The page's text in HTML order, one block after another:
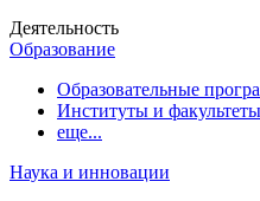
Деятельность
Образование
Образовательные
Институты и факультеты
еще...
Наука и инновации